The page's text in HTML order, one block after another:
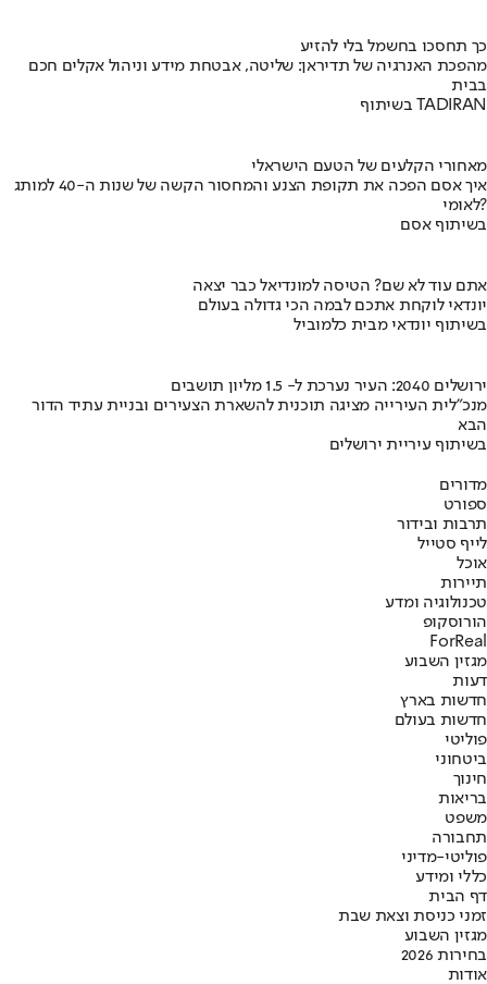
כך תחסכו בחשמל בלי להזיע
מהפכת האנרגיה של תדיראן: שליטה, אבטחת מידע וניהול אקלים חכם
בבית
בשיתוף TADIRAN
מאחורי הקלעים של הטעם הישראלי
איך אסם הפכה את תקופת הצנע והמחסור הקשה של שנות ה-40 למותג
לאומי?
בשיתוף אסם
אתם עוד לא שם? הטיסה למונדיאל כבר יצאה
יונדאי לוקחת אתכם לבמה הכי גדולה בעולם
בשיתוף יונדאי מבית כלמוביל
ירושלים 2040: העיר נערכת ל- 1.5 מליון תושבים
מנכ"לית העירייה מציגה תוכנית להשארת הצעירים ובניית עתיד הדור
הבא
בשיתוף עיריית ירושלים
מדורים
ספורט
תרבות ובידור
לייף סטייל
אוכל
תיירות
טכנולוגיה ומדע
הורוסקופ
ForReal
מגזין השבוע
דעות
חדשות בארץ
חדשות בעולם
פוליטי
ביטחוני
חינוך
בריאות
משפט
תחבורה
פוליטי-מדיני
כללי ומידע
דף הבית
זמני כניסת וצאת שבת
מגזין השבוע
בחירות 2026
אודות